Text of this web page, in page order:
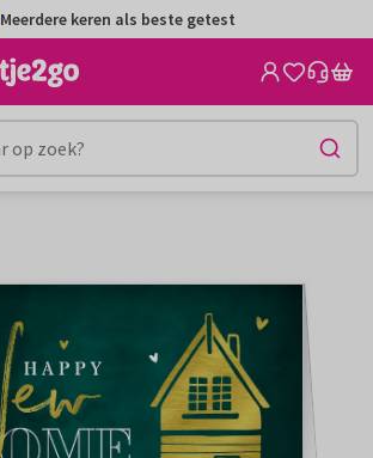
Meerdere keren als beste getest